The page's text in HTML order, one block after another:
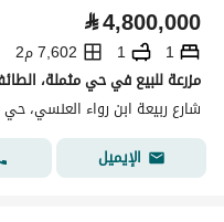
⃁4,800,000
1
1
7,602 م2
مزرعة للبيع في حي مثملة،
شارع ربيعة ابن رواء العنسي،
الإيميل